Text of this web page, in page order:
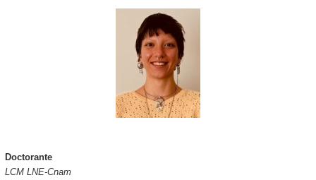
Doctorante
LCM LNE-Cnam